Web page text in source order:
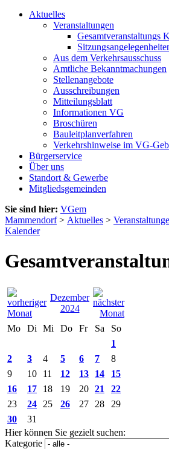
Aktuelles
Veranstaltungen
Gesamtveranstaltungs
Aus dem Verkehrsausschuss
Amtliche Bekanntmachungen
Stellenangebote
Ausschreibungen
Mitteilungsblatt
Informationen VG
Broschüren
Bauleitplanverfahren
Verkehrshinweise im VG-
Bürgerservice
Über uns
Standort & Gewerbe
Mitgliedsgemeinden
Sie sind hier: VGem
Mammendorf> Aktuelles >
Kalender
Dezember
2024
Mo
Di Mi Do Fr Sa
So
1
2
3 4 5 6 7
8
9
10 11 12 13 14
15
16
17 18 19 20 21
22
23
24 25 26 27 28
29
30
31
Hier können Sie gezielt suchen:
Kategorie